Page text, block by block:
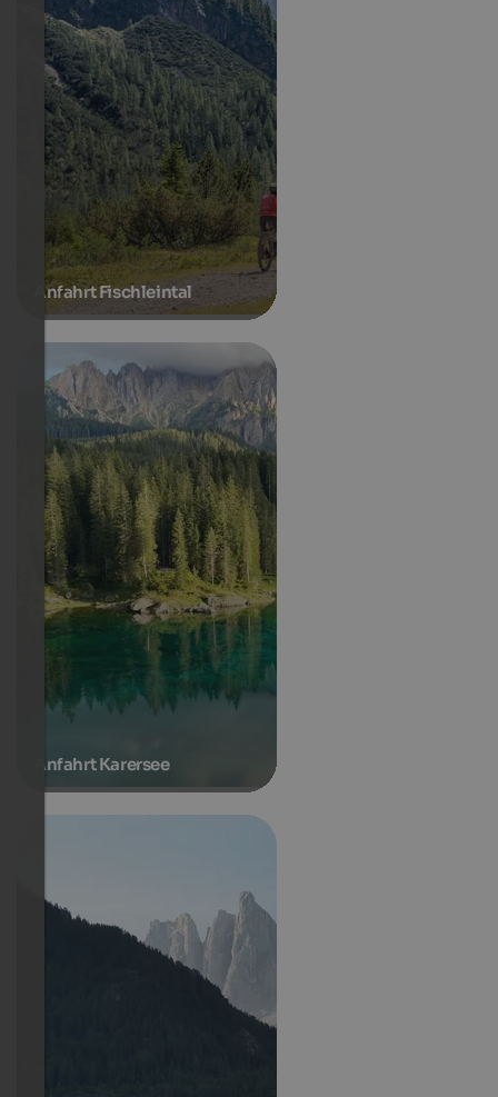
Anfahrt Fischleintal
Anfahrt Karersee